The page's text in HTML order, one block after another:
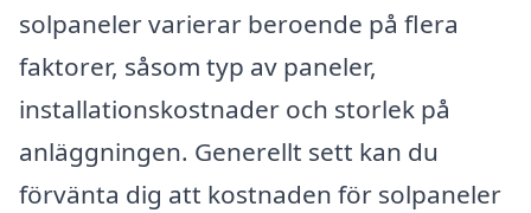
solpaneler varierar beroende på flera
faktorer, såsom typ av paneler,
installationskostnader och storlek på
anläggningen. Generellt sett kan du
förvänta dig att kostnaden för solpaneler